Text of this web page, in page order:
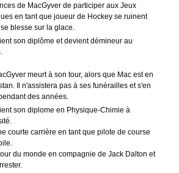
de MacGyver de participer aux Jeux
en tant que joueur de Hockey se ruinent
blesse sur la glace.
son diplôme et devient démineur au
meurt à son tour, alors que Mac est en
Il n'assistera pas à ses funérailles et s'en
des années.
son diplome en Physique-Chimie à
courte carrière en tant que pilote de course
du monde en compagnie de Jack Dalton et